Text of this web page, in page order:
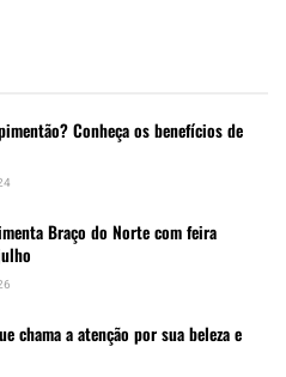
Conheça os benefícios de
Braço do Norte com feira
chama a atenção por sua beleza e